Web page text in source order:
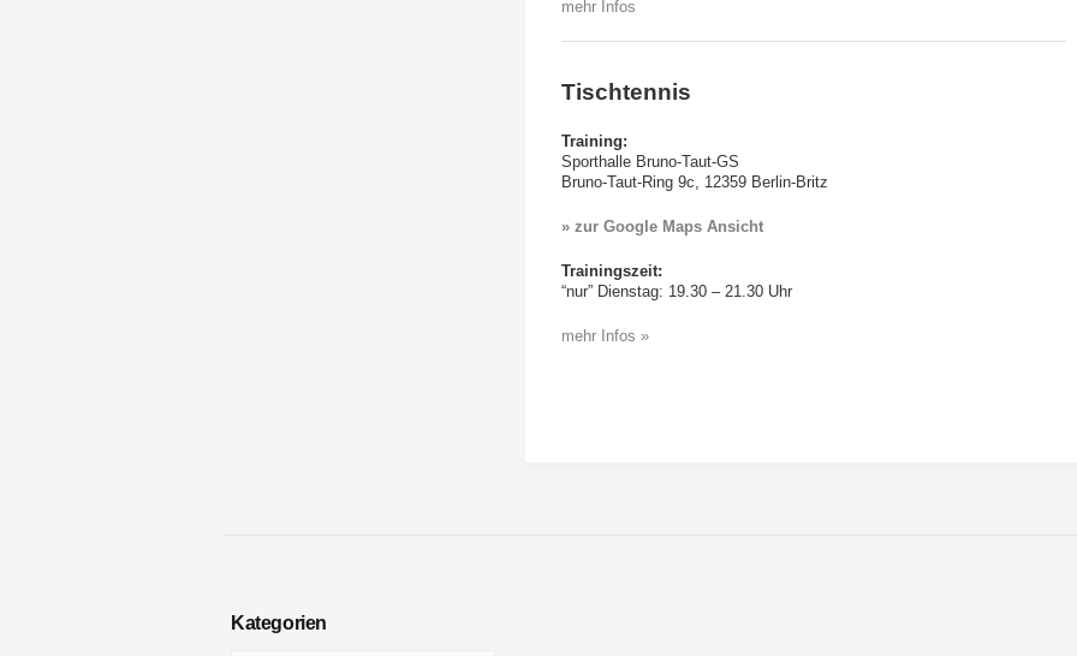
mehr Infos
Tischtennis
Training:
Sporthalle Bruno-Taut-GS
Bruno-Taut-Ring 9c, 12359 Berlin-Britz
» zur Google Maps Ansicht
Trainingszeit:
“nur” Dienstag: 19.30 – 21.30 Uhr
mehr Infos »
Kategorien